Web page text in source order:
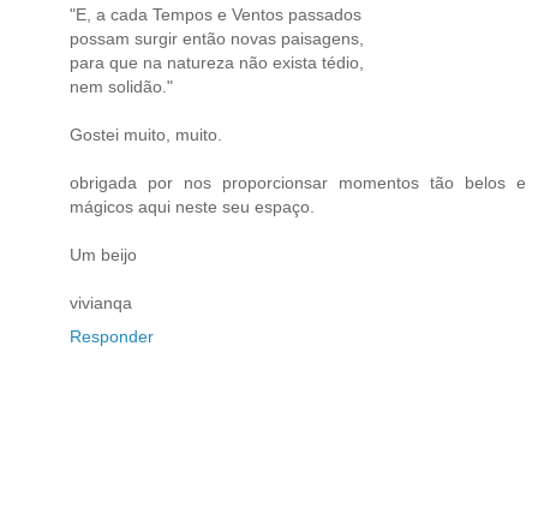
"E, a cada Tempos e Ventos passados
possam surgir então novas paisagens,
para que na natureza não exista tédio,
nem solidão."
Gostei muito, muito.
obrigada por nos proporcionsar momentos tão belos e
mágicos aqui neste seu espaço.
Um beijo
vivianqa
Responder